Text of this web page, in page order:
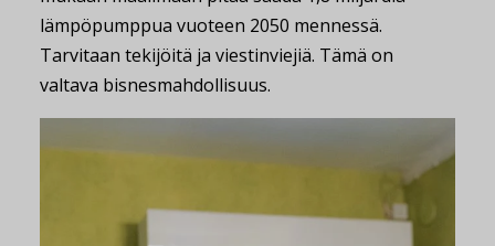
lämpöpumppua vuoteen 2050 mennessä.
Tarvitaan tekijöitä ja viestinviejiä. Tämä on
valtava bisnesmahdollisuus.